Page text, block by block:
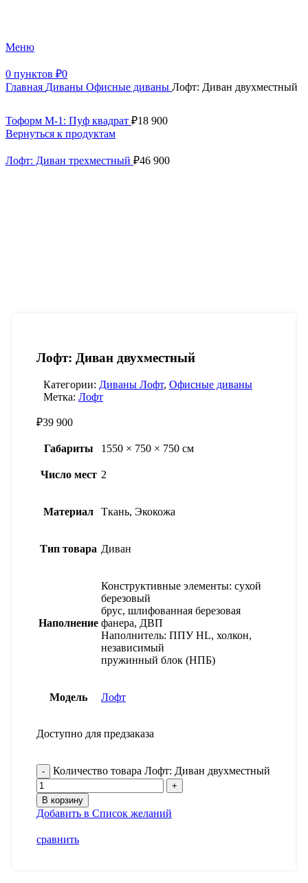
Меню
0 пунктов ₽0
Главная Диваны Офисные диваны Лофт: Диван двухместный
Тоформ М-1: Пуф квадрат ₽18 900
Вернуться к продуктам
Лофт: Диван трехместный ₽46 900
Лофт: Диван двухместный
Категории: Диваны Лофт, Офисные диваны
Метка: Лофт
₽39 900
Габариты 1550 × 750 × 750 см
Число мест 2
Материал Ткань, Экокожа
Тип товара Диван
Наполнение
Конструктивные элементы: сухой
березовый
брус, шлифованная березовая
фанера, ДВП
Наполнитель: ППУ HL, холкон,
независимый
пружинный блок (НПБ)
Модель Лофт
Доступно для предзаказа
Количество товара Лофт: Диван двухместный
В корзину
Добавить в Список желаний
сравнить